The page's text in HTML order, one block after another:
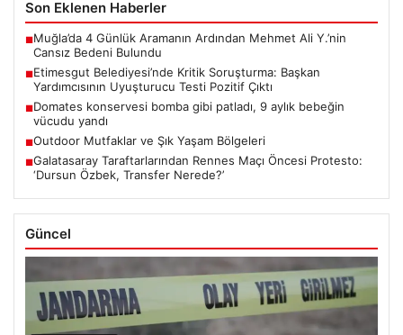
Son Eklenen Haberler
■Muğla’da 4 Günlük Aramanın Ardından Mehmet Ali Y.’nin
Cansız Bedeni Bulundu
■Etimesgut Belediyesi’nde Kritik Soruşturma: Başkan
Yardımcısının Uyuşturucu Testi Pozitif Çıktı
■Domates konservesi bomba gibi patladı, 9 aylık bebeğin
vücudu yandı
■Outdoor Mutfaklar ve Şık Yaşam Bölgeleri
■Galatasaray Taraftarlarından Rennes Maçı Öncesi Protesto:
‘Dursun Özbek, Transfer Nerede?’
Güncel